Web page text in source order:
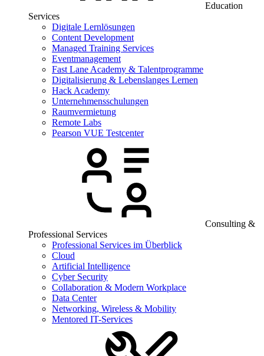
Education
Services
Digitale Lernlösungen
Content Development
Managed Training Services
Eventmanagement
Fast Lane Academy & Talentprogramme
Digitalisierung & Lebenslanges Lernen
Hack Academy
Unternehmensschulungen
Raumvermietung
Remote Labs
Pearson VUE Testcenter
Consulting &
Professional Services
Professional Services im Überblick
Cloud
Artificial Intelligence
Cyber Security
Collaboration & Modern Workplace
Data Center
Networking, Wireless & Mobility
Mentored IT-Services